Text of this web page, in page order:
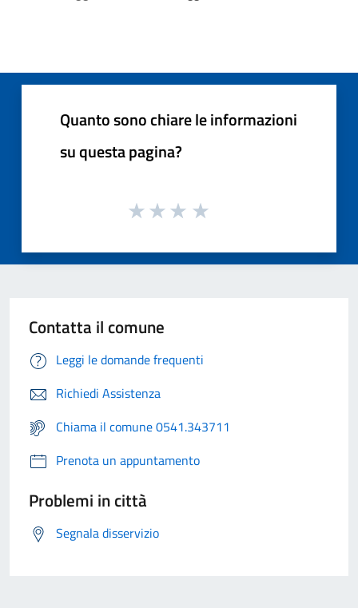
Quanto sono chiare le informazioni
su questa pagina?
Contatta il comune
Leggi le domande frequenti
Richiedi Assistenza
Chiama il comune 0541.343711
Prenota un appuntamento
Problemi in città
Segnala disservizio